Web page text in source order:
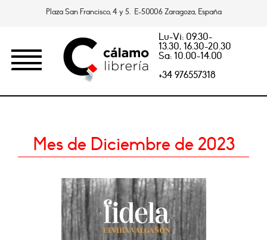
Plaza San Francisco, 4 y 5. E-50006 Zaragoza, España
Lu-Vi: 09.30-
13.30, 16.30-20.30
Sa: 10.00-14.00
+34 976557318
Mes de Diciembre de 2023